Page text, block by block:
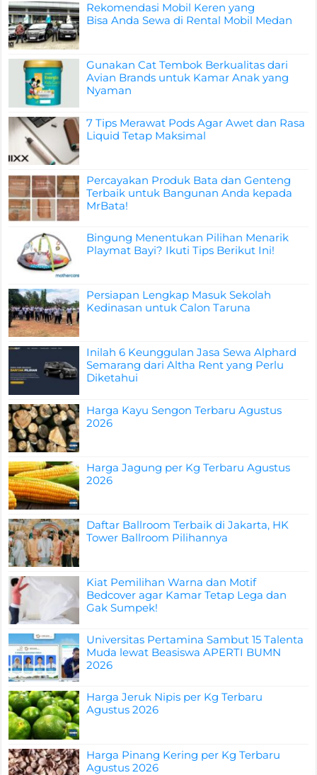
Rekomendasi Mobil Keren yang
Bisa Anda Sewa di Rental Mobil Medan
Gunakan Cat Tembok Berkualitas dari
Avian Brands untuk Kamar Anak yang
Nyaman
7 Tips Merawat Pods Agar Awet dan Rasa
Liquid Tetap Maksimal
Percayakan Produk Bata dan Genteng
Terbaik untuk Bangunan Anda kepada
MrBata!
Bingung Menentukan Pilihan Menarik
Playmat Bayi? Ikuti Tips Berikut Ini!
Persiapan Lengkap Masuk Sekolah
Kedinasan untuk Calon Taruna
Inilah 6 Keunggulan Jasa Sewa Alphard
Semarang dari Altha Rent yang Perlu
Diketahui
Harga Kayu Sengon Terbaru Agustus
2026
Harga Jagung per Kg Terbaru Agustus
2026
Daftar Ballroom Terbaik di Jakarta, HK
Tower Ballroom Pilihannya
Kiat Pemilihan Warna dan Motif
Bedcover agar Kamar Tetap Lega dan
Gak Sumpek!
Universitas Pertamina Sambut 15 Talenta
Muda lewat Beasiswa APERTI BUMN
2026
Harga Jeruk Nipis per Kg Terbaru
Agustus 2026
Harga Pinang Kering per Kg Terbaru
Agustus 2026